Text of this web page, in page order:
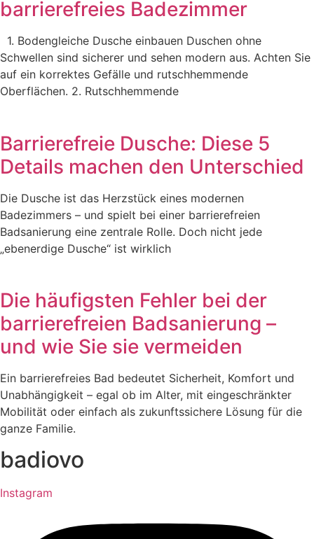
barrierefreies Badezimmer
1. Bodengleiche Dusche einbauen Duschen ohne
Schwellen sind sicherer und sehen modern aus. Achten Sie
auf ein korrektes Gefälle und rutschhemmende
Oberflächen. 2. Rutschhemmende
Barrierefreie Dusche: Diese 5
Details machen den Unterschied
Die Dusche ist das Herzstück eines modernen
Badezimmers – und spielt bei einer barrierefreien
Badsanierung eine zentrale Rolle. Doch nicht jede
„ebenerdige Dusche“ ist wirklich
Die häufigsten Fehler bei der
barrierefreien Badsanierung –
und wie Sie sie vermeiden
Ein barrierefreies Bad bedeutet Sicherheit, Komfort und
Unabhängigkeit – egal ob im Alter, mit eingeschränkter
Mobilität oder einfach als zukunftssichere Lösung für die
ganze Familie.
badiovo
Instagram